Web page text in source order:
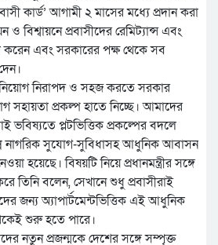
কার্ড’ আগামী ২ মাসের মধ্যে প্রদান করা
ও বিশ্বায়নে প্রবাসীদের রেমিট্যান্স এবং
করেন এবং সরকারের পক্ষ থেকে সব
নিরাপদ ও সহজ করতে সরকার
সহায়তা প্রকল্প হাতে নিচ্ছে। আমাদের
ভবিষ্যতে প্লটভিত্তিক প্রকল্পের বদলে
নাগরিক সুযোগ-সুবিধাসহ আধুনিক আবাসন
হয়েছে। বিষয়টি নিয়ে প্রধানমন্ত্রীর সঙ্গে
তিনি বলেন, সেখানে শুধু প্রবাসীরাই
জন্য অ্যাপার্টমেন্টভিত্তিক এই আধুনিক
শুরু হতে পারে।
নতুন প্রজন্মকে দেশের সঙ্গে সম্পৃক্ত